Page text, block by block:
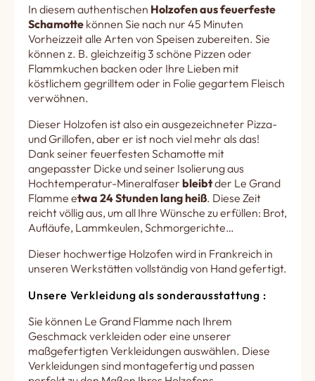
In diesem authentischen Holzofen aus feuerfeste
Schamotte können Sie nach nur 45 Minuten
Vorheizzeit alle Arten von Speisen zubereiten. Sie
können z. B. gleichzeitig 3 schöne Pizzen oder
Flammkuchen backen oder Ihre Lieben mit
köstlichem gegrilltem oder in Folie gegartem Fleisch
verwöhnen.
Dieser Holzofen ist also ein ausgezeichneter Pizza-
und Grillofen, aber er ist noch viel mehr als das!
Dank seiner feuerfesten Schamotte mit
angepasster Dicke und seiner Isolierung aus
Hochtemperatur-Mineralfaser bleibtder Le Grand
Flamme etwa 24 Stunden lang heiß. Diese Zeit
reicht völlig aus, um all Ihre Wünsche zu erfüllen: Brot,
Aufläufe, Lammkeulen, Schmorgerichte…
Dieser hochwertige Holzofen wird in Frankreich in
unseren Werkstätten vollständig von Hand gefertigt.
Unsere Verkleidung als sonderausstattung :
Sie können Le Grand Flamme nach Ihrem
Geschmack verkleiden oder eine unserer
maßgefertigten Verkleidungen auswählen. Diese
Verkleidungen sind montagefertig und passen